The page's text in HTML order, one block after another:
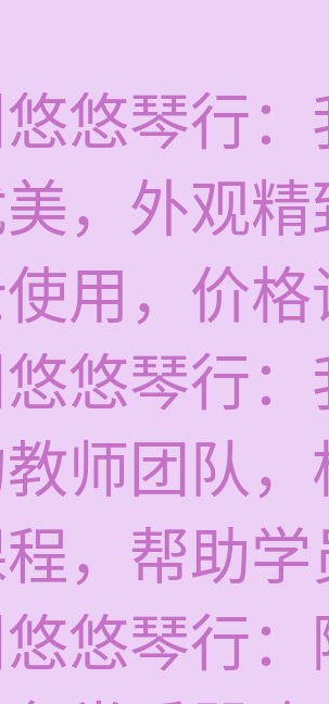
悠琴行
，外观
用，价
悠琴行
师团队
，帮助
悠琴行